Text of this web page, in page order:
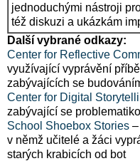
jednoduchými nástroji
též diskuzi a ukázkám
Další vybrané odkazy:
Center for Reflective
využívající vyprávění
zabývajících se
Center for Digital
zabývající se
School Shoebox Stories
v němž učitelé a žáci
starých krabicích od bot